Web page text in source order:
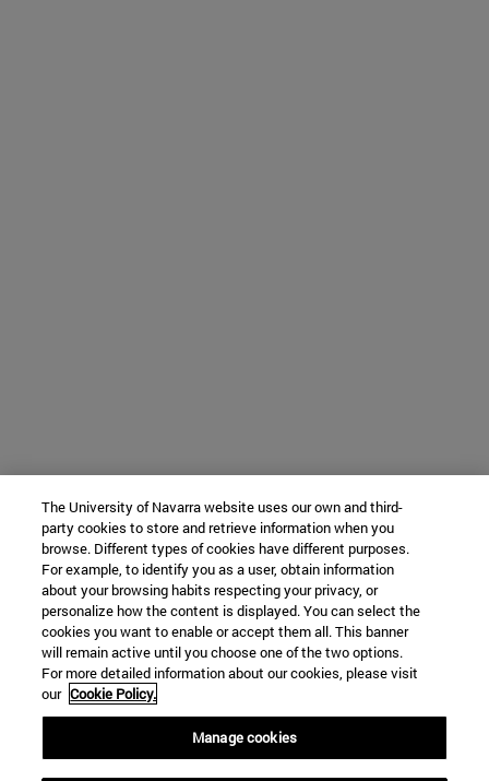
The University of Navarra website uses our own and third-
party cookies to store and retrieve information when you
browse. Different types of cookies have different purposes.
For example, to identify you as a user, obtain information
about your browsing habits respecting your privacy, or
personalize how the content is displayed. You can select the
cookies you want to enable or accept them all. This banner
will remain active until you choose one of the two options.
For more detailed information about our cookies, please visit
our Cookie Policy.
Manage cookies